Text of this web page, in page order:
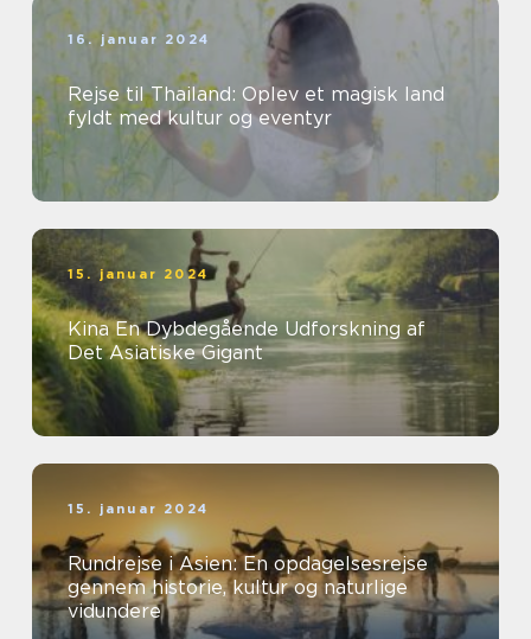
16. januar 2024
Rejse til Thailand: Oplev et magisk land
fyldt med kultur og eventyr
15. januar 2024
Kina En Dybdegående Udforskning af
Det Asiatiske Gigant
15. januar 2024
Rundrejse i Asien: En opdagelsesrejse
gennem historie, kultur og naturlige
vidundere